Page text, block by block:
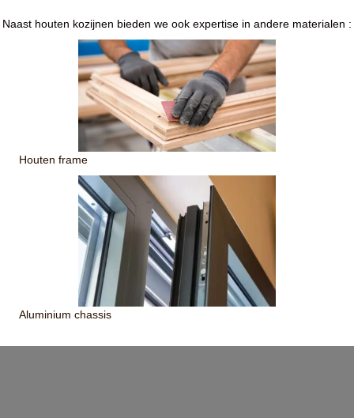
Naast houten kozijnen bieden we ook expertise in andere materialen :
Houten frame
Aluminium chassis